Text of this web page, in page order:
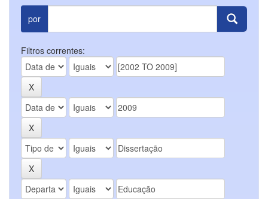
por
Filtros correntes: